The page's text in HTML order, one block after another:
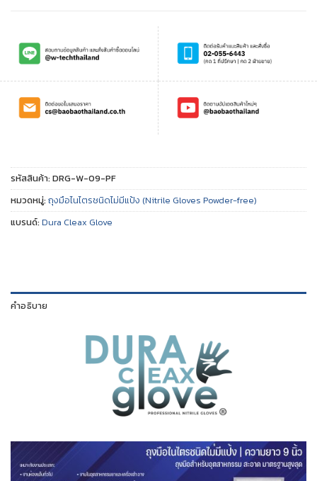
รหัสสินค้า: DRG-W-09-PF
หมวดหมู่: ถุงมือไนไตรชนิดไม่มีแป้ง (Nitrile Gloves Powder-free)
แบรนด์: Dura Cleax Glove
คำอธิบาย